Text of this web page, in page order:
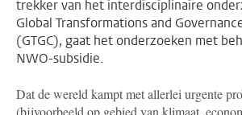
trekker van het interdisciplinaire
Global Transformations and
(GTGC), gaat het onderzoeken met
NWO-subsidie.
Dat de wereld kampt met allerlei urgente
(bijvoorbeeld op gebied van klimaat,